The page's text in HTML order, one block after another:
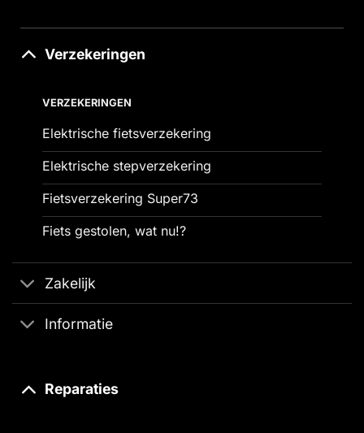
Verzekeringen
VERZEKERINGEN
Elektrische fietsverzekering
Elektrische stepverzekering
Fietsverzekering Super73
Fiets gestolen, wat nu!?
Zakelijk
Informatie
Reparaties